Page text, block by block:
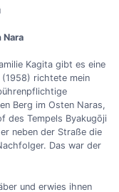
Nara
Kagita gibt es eine
richtete mein
Berg im Osten Naras,
des Tempels Byakugōji
neben der Straße die
Das war der
und erwies ihnen